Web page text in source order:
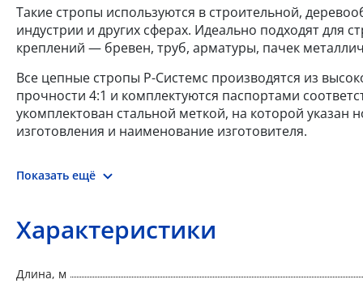
Такие стропы используются в строительной,
индустрии и других сферах. Идеально подходят для
креплений — бревен, труб, арматуры, пачек
Все цепные стропы Р-Системс производятся из
прочности 4:1 и комплектуются паспортами
укомплектован стальной меткой, на которой указан
изготовления и наименование изготовителя.
Показать ещё
Характеристики
Длина, м